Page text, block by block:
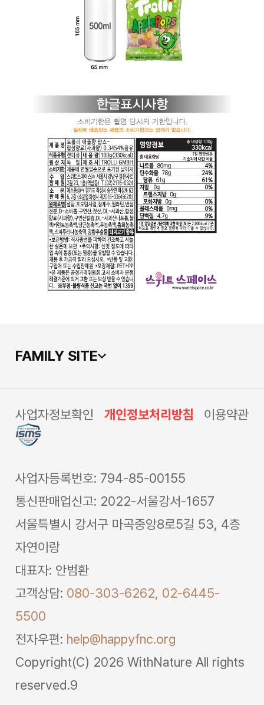
FAMILY SITE
사업자정보확인 개인정보처리방침 이용약관
사업자등록번호: 794-85-00155
통신판매업신고: 2022-서울강서-1657
서울특별시 강서구 마곡중앙8로5길 53, 4층
자연이랑
대표자: 안범환
고객상담: 080-303-6262, 02-6445-
5500
전자우편: help@happyfnc.org
Copyright(C) 2026 WithNature All rights
reserved.9